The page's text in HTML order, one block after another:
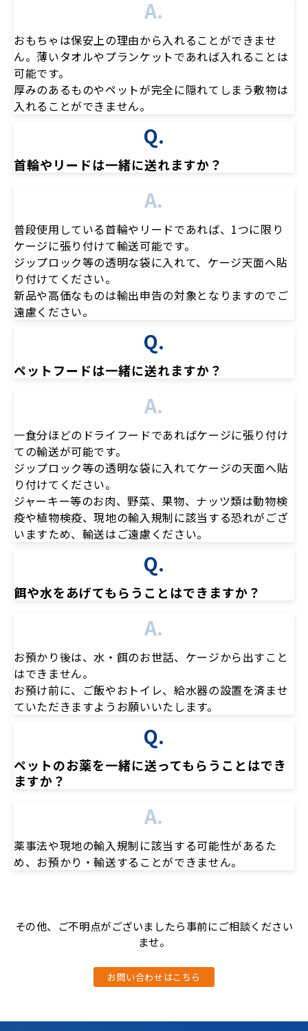
A.
おもちゃは保安上の理由から入れることができませ
ん。薄いタオルやプランケットであれば入れることは
可能です。
厚みのあるものやペットが完全に隠れてしまう敷物は
入れることができません。
Q.
首輪やリードは一緒に送れますか？
A.
普段使用している首輪やリードであれば、1つに限り
ケージに張り付けて輸送可能です。
ジップロック等の透明な袋に入れて、ケージ天面へ貼
り付けてください。
新品や高価なものは輸出申告の対象となりますのでご
遠慮ください。
Q.
ペットフードは一緒に送れますか？
A.
一食分ほどのドライフードであればケージに張り付け
ての輸送が可能です。
ジップロック等の透明な袋に入れてケージの天面へ貼
り付けてください。
ジャーキー等のお肉、野菜、果物、ナッツ類は動物検
疫や植物検疫、現地の輸入規制に該当する恐れがござ
いますため、輸送はご遠慮ください。
Q.
餌や水をあげてもらうことはできますか？
A.
お預かり後は、水・餌のお世話、ケージから出すこと
はできません。
お預け前に、ご飯やおトイレ、給水器の設置を済ませ
ていただきますようお願いいたします。
Q.
ペットのお薬を一緒に送ってもらうことはでき
ますか？
A.
薬事法や現地の輸入規制に該当する可能性があるた
め、お預かり・輸送することができません。
その他、ご不明点がございましたら事前にご相談ください
ませ。
お問い合わせはこちら